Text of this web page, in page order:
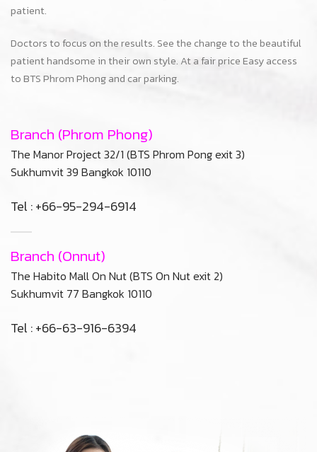
Branch (Onnut)
The Habito Mall On Nut (BTS On Nut exit 2)
Sukhumvit 77 Bangkok 10110